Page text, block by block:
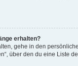
erhalten?
gehe in den
über den du eine Liste